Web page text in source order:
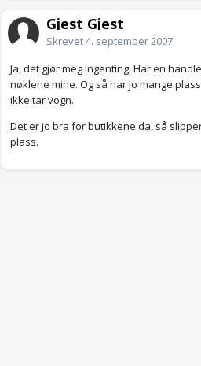
Gjest Gjest
Skrevet4. september 2007
Ja, det gjør meg ingenting. Har en
nøklene mine. Og så har jo mange
ikke tar vogn.
Det er jo bra for butikkene da, så
plass.